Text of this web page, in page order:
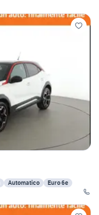
Automatico
Euro 6e